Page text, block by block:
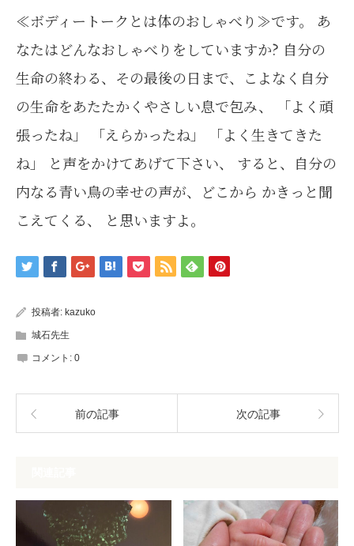
≪ボディートークとは体のおしゃべり≫です。 あ
なたはどんなおしゃべりをしていますか? 自分の
生命の終わる、その最後の日まで、こよなく自分
の生命をあたたかくやさしい息で包み、 「よく頑
張ったね」 「えらかったね」 「よく生きてきた
ね」 と声をかけてあげて下さい、 すると、自分の
内なる青い鳥の幸せの声が、どこから かきっと聞
こえてくる、 と思いますよ。
投稿者: kazuko
城石先生
コメント: 0
前の記事 次の記事